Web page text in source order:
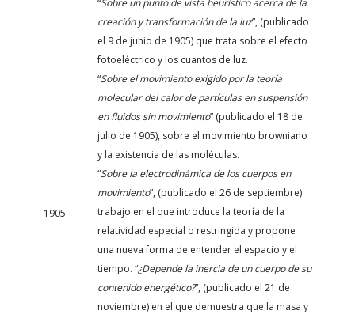
1905
“Sobre un punto de vista heurístico acerca de la
creación y transformación de la luz”, (publicado
el 9 de junio de 1905) que trata sobre el efecto
fotoeléctrico y los cuantos de luz.
“Sobre el movimiento exigido por la teoría
molecular del calor de partículas en suspensión
en fluidos sin movimiento” (publicado el 18 de
julio de 1905), sobre el movimiento browniano
y la existencia de las moléculas.
“Sobre la electrodinámica de los cuerpos en
movimiento”, (publicado el 26 de septiembre)
trabajo en el que introduce la teoría de la
relatividad especial o restringida y propone
una nueva forma de entender el espacio y el
tiempo. “¿Depende la inercia de un cuerpo de su
contenido energético?”, (publicado el 21 de
noviembre) en el que demuestra que la masa y